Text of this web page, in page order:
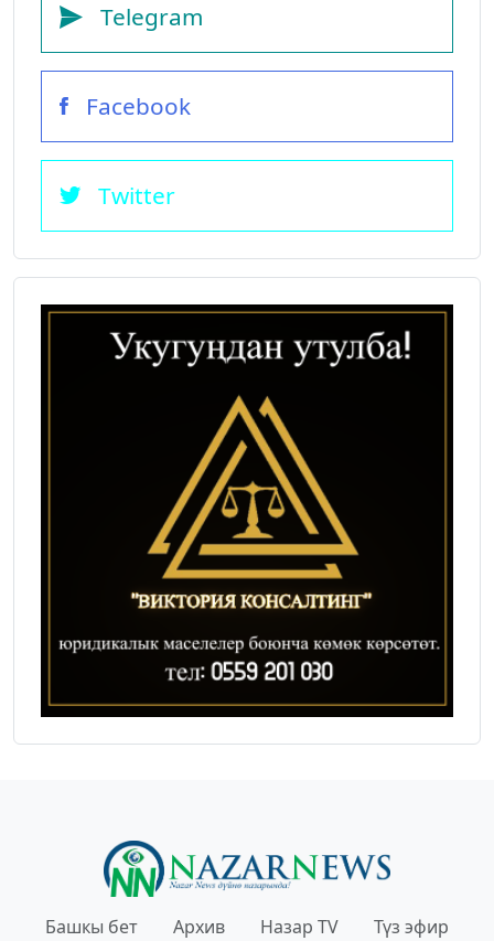
Telegram
Facebook
Twitter
Башкы бет Архив Назар TV Түз эфир